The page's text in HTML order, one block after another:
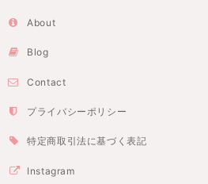
About
Blog
Contact
プライバシーポリシー
特定商取引法に基づく表記
Instagram